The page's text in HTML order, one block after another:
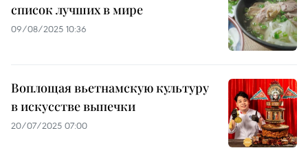
список лучших в мире
09/08/2025 10:36
Воплощая вьетнамскую культуру
в искусстве выпечки
20/07/2025 07:00